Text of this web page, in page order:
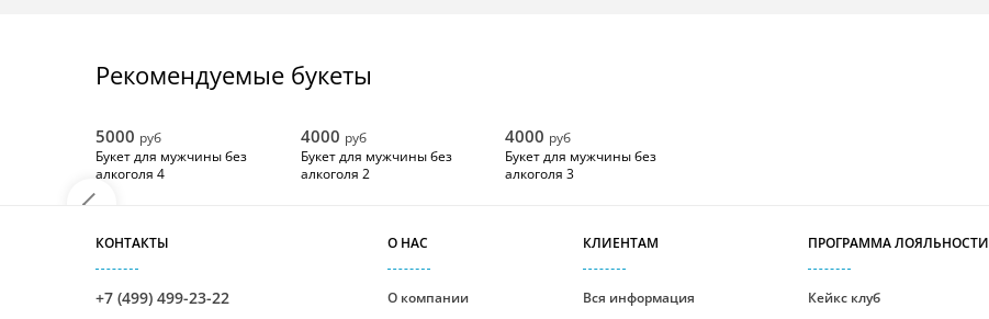
Рекомендуемые букеты
5000 руб
Букет для мужчины без
алкоголя 4
4000 руб
Букет для мужчины без
алкоголя 2
4000 руб
Букет для мужчины без
алкоголя 3
КОНТАКТЫ
+7 (499) 499-23-22
О НАС
О компании
КЛИЕНТАМ
Вся информация
ПРОГРАММА ЛОЯЛЬНОСТИ
Кейкс клуб